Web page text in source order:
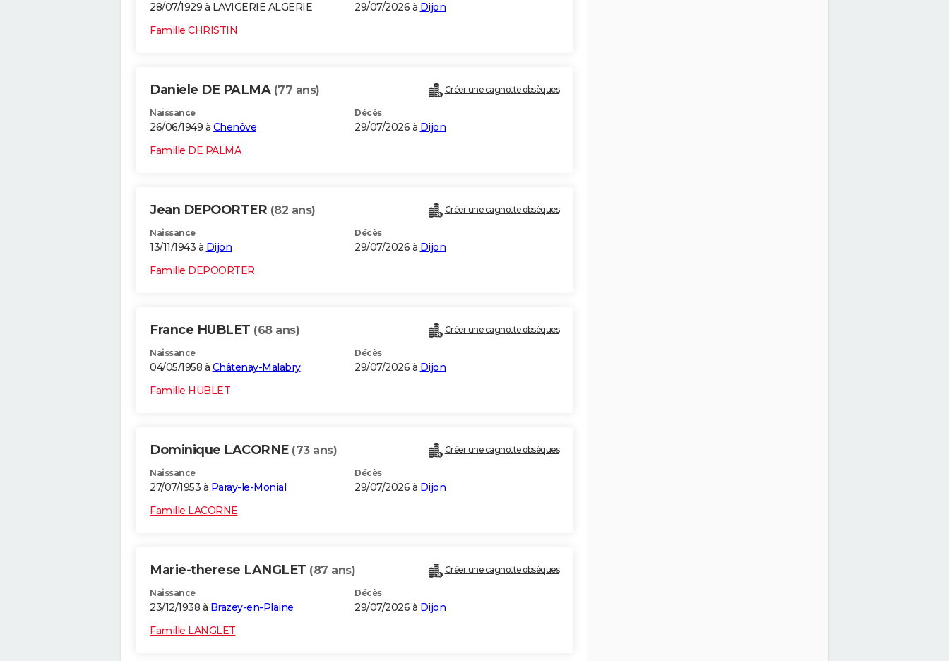
28/07/1929 à LAVIGERIE ALGERIE 29/07/2026 à Dijon
Famille CHRISTIN
Daniele DE PALMA (77 ans) Créer une cagnotte obsèques
Naissance
26/06/1949 à Chenôve
Décès
29/07/2026 à Dijon
Famille DE PALMA
Jean DEPOORTER (82 ans) Créer une cagnotte obsèques
Naissance
13/11/1943 à Dijon
Décès
29/07/2026 à Dijon
Famille DEPOORTER
France HUBLET (68 ans) Créer une cagnotte obsèques
Naissance
04/05/1958 à Châtenay-Malabry
Décès
29/07/2026 à Dijon
Famille HUBLET
Dominique LACORNE (73 ans) Créer une cagnotte obsèques
Naissance
27/07/1953 à Paray-le-Monial
Décès
29/07/2026 à Dijon
Famille LACORNE
Marie-therese LANGLET (87 ans) Créer une cagnotte obsèques
Naissance
23/12/1938 à Brazey-en-Plaine
Décès
29/07/2026 à Dijon
Famille LANGLET